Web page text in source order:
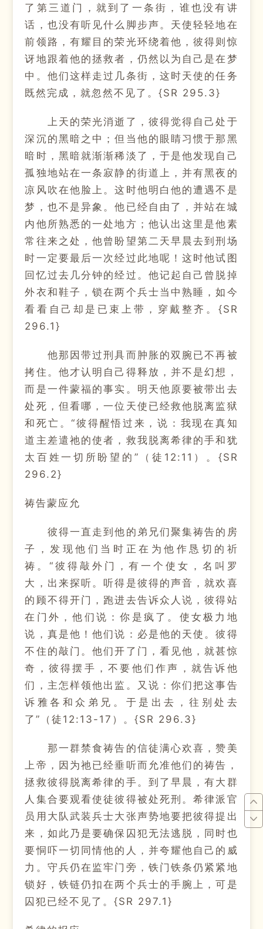
了第三道门，就到了一条街，谁也没有讲
话，也没有听见什么脚步声。天使轻轻地在
前领路，有耀目的荣光环绕着他，彼得则惊
讶地跟着他的拯救者，仍然以为自己是在梦
中。他们这样走过几条街，这时天使的任务
既然完成，就忽然不见了。{SR 295.3}
上天的荣光消逝了，彼得觉得自己处于
深沉的黑暗之中；但当他的眼睛习惯于那黑
暗时，黑暗就渐渐稀淡了，于是他发现自己
孤独地站在一条寂静的街道上，并有黑夜的
凉风吹在他脸上。这时他明白他的遭遇不是
梦，也不是异象。他已经自由了，并站在城
内他所熟悉的一处地方；他认出这里是他素
常往来之处，他曾盼望第二天早晨去到刑场
时一定要最后一次经过此地呢！这时他试图
回忆过去几分钟的经过。他记起自己曾脱掉
外衣和鞋子，锁在两个兵士当中熟睡，如今
看看自己却是已束上带，穿戴整齐。{SR
296.1}
他那因带过刑具而肿胀的双腕已不再被
拷住。他才认明自己得释放，并不是幻想，
而是一件蒙福的事实。明天他原要被带出去
处死，但看哪，一位天使已经救他脱离监狱
和死亡。“彼得醒悟过来，说：我现在真知
道主差遣祂的使者，救我脱离希律的手和犹
太百姓一切所盼望的”（徒12:11）。{SR
296.2}
祷告蒙应允
彼得一直走到他的弟兄们聚集祷告的房
子，发现他们当时正在为他作恳切的祈
祷。“彼得敲外门，有一个使女，名叫罗
大，出来探听。听得是彼得的声音，就欢喜
的顾不得开门，跑进去告诉众人说，彼得站
在门外，他们说：你是疯了。使女极力地
说，真是他！他们说：必是他的天使。彼得
不住的敲门。他们开了门，看见他，就甚惊
奇，彼得摆手，不要他们作声，就告诉他
们，主怎样领他出监。又说：你们把这事告
诉雅各和众弟兄。于是出去，往别处去
了”（徒12:13-17）。{SR 296.3}
那一群禁食祷告的信徒满心欢喜，赞美
上帝，因为祂已经垂听而允准他们的祷告，
拯救彼得脱离希律的手。到了早晨，有大群
人集合要观看使徒彼得被处死刑。希律派官
员用大队武装兵士大张声势地要把彼得提出
来，如此乃是要确保囚犯无法逃脱，同时也
要恫吓一切同情他的人，并夸耀他自己的威
力。守兵仍在监牢门旁，铁门铁条仍紧紧地
锁好，铁链仍扣在两个兵士的手腕上，可是
囚犯已经不见了。{SR 297.1}